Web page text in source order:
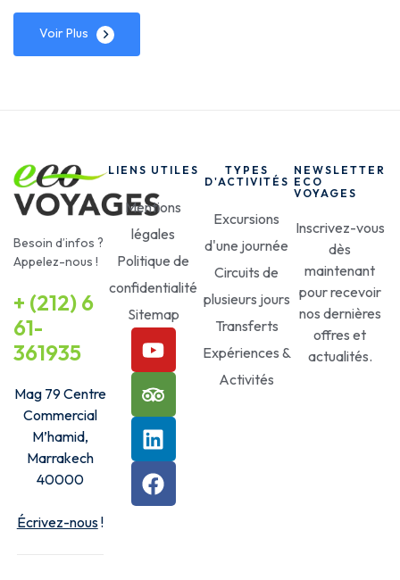
Voir Plus
Besoin d’infos ?
Appelez-nous !
+ (212) 6
61-
361935
Mag 79 Centre
Commercial
M’hamid,
Marrakech
40000
Écrivez-nous!
LIENS UTILES
Mentions
légales
Politique de
confidentialité
Sitemap
TYPES
D'ACTIVITÉS
Excursions
d'une journée
Circuits de
plusieurs jours
Transferts
Expériences &
Activités
NEWSLETTER
ECO
VOYAGES
Inscrivez-vous
dès
maintenant
pour recevoir
nos dernières
offres et
actualités.